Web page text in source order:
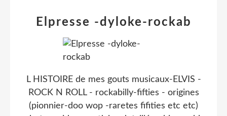
Elpresse -dyloke-rockab
L HISTOIRE de mes gouts musicaux-ELVIS -
ROCK N ROLL - rockabilly-fifties - origines
(pionnier-doo wop -raretes fifities etc etc)